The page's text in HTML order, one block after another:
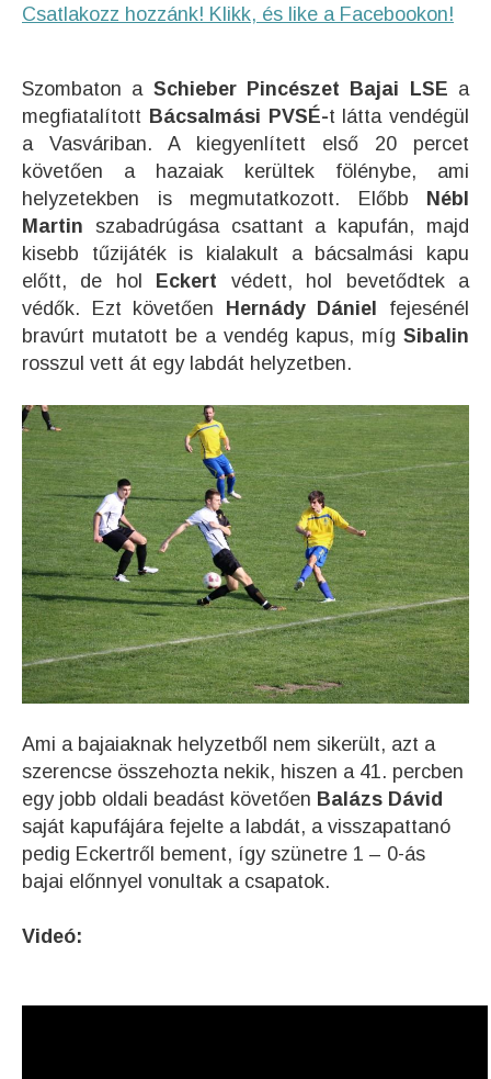
Csatlakozz hozzánk! Klikk, és like a Facebookon!
Szombaton a Schieber Pincészet Bajai LSE a
megfiatalított Bácsalmási PVSÉ-t látta vendégül
a Vasváriban. A kiegyenlített első 20 percet
követően a hazaiak kerültek fölénybe, ami
helyzetekben is megmutatkozott. Előbb
Nébl
Martin szabadrúgása csattant a kapufán, majd
kisebb tűzijáték is kialakult a bácsalmási kapu
előtt, de hol
Eckert védett, hol bevetődtek a
védők. Ezt követően
Hernády Dániel
fejesénél
bravúrt mutatott be a vendég kapus, míg Sibalin
rosszul vett át egy labdát helyzetben.
Ami a bajaiaknak helyzetből nem sikerült, azt a
szerencse összehozta nekik, hiszen a 41. percben
egy jobb oldali beadást követően Balázs Dávid
saját kapufájára fejelte a labdát, a visszapattanó
pedig Eckertről bement, így szünetre 1 – 0-ás
bajai előnnyel vonultak a csapatok.
Videó: